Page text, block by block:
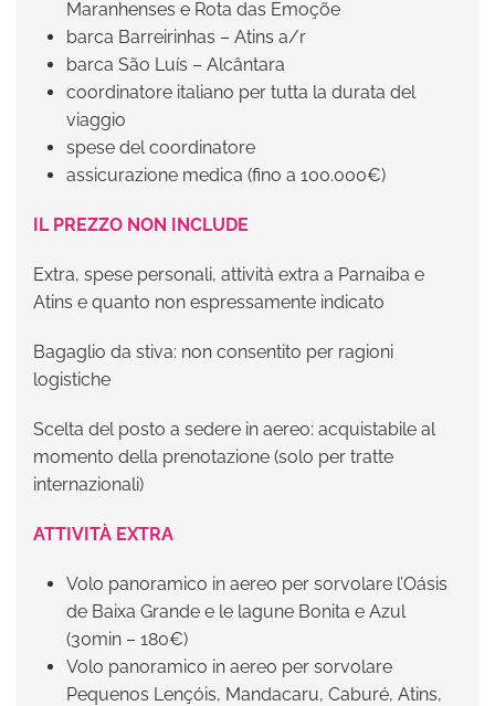
Maranhenses e Rota das Emoçõe
barca Barreirinhas – Atins a/r
barca São Luís – Alcântara
coordinatore italiano per tutta la durata del
viaggio
spese del coordinatore
assicurazione medica (fino a 100.000€)
IL PREZZO NON INCLUDE
Extra, spese personali, attività extra a Parnaiba e
Atins e quanto non espressamente indicato
Bagaglio da stiva: non consentito per ragioni
logistiche
Scelta del posto a sedere in aereo: acquistabile al
momento della prenotazione (solo per tratte
internazionali)
ATTIVITÀ EXTRA
Volo panoramico in aereo per sorvolare l’Oásis
de Baixa Grande e le lagune Bonita e Azul
(30min – 180€)
Volo panoramico in aereo per sorvolare
Pequenos Lençóis, Mandacaru, Caburé, Atins,